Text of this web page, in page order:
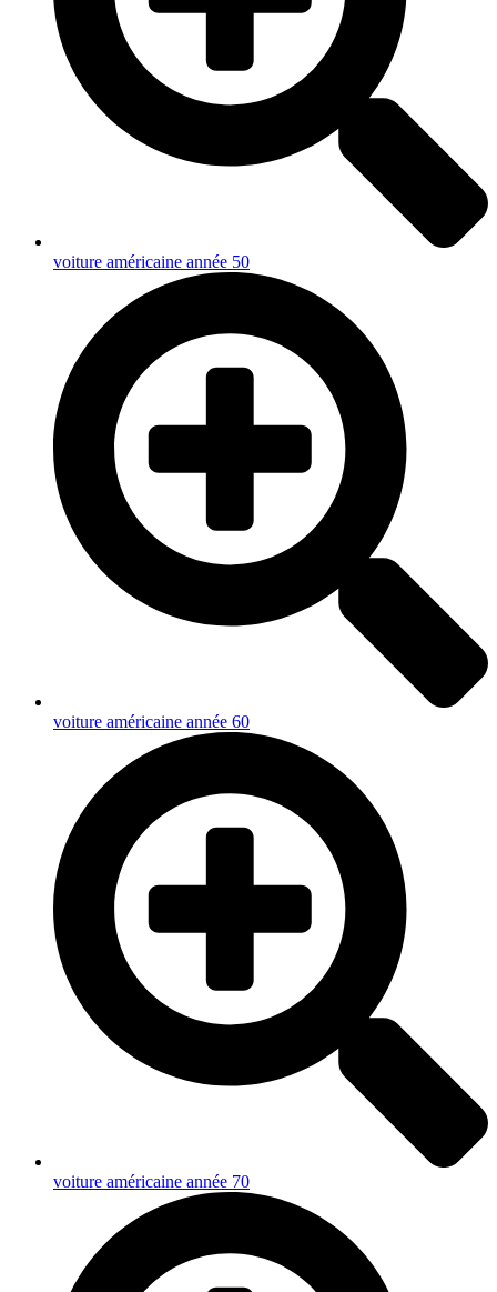
voiture américaine année 50
voiture américaine année 60
voiture américaine année 70